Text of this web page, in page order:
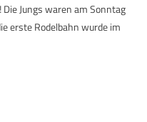
Jungs waren am Sonntag
erste Rodelbahn wurde im